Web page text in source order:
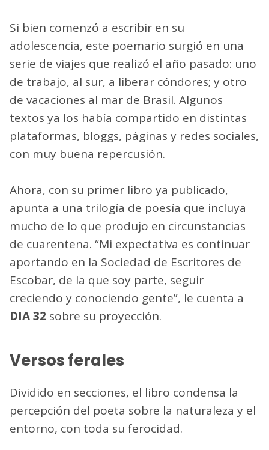
Si bien comenzó a escribir en su
adolescencia, este poemario surgió en una
serie de viajes que realizó el año pasado: uno
de trabajo, al sur, a liberar cóndores; y otro
de vacaciones al mar de Brasil. Algunos
textos ya los había compartido en distintas
plataformas, bloggs, páginas y redes sociales,
con muy buena repercusión.
Ahora, con su primer libro ya publicado,
apunta a una trilogía de poesía que incluya
mucho de lo que produjo en circunstancias
de cuarentena. “Mi expectativa es continuar
aportando en la Sociedad de Escritores de
Escobar, de la que soy parte, seguir
creciendo y conociendo gente”, le cuenta a
DIA 32 sobre su proyección.
Versos ferales
Dividido en secciones, el libro condensa la
percepción del poeta sobre la naturaleza y el
entorno, con toda su ferocidad.